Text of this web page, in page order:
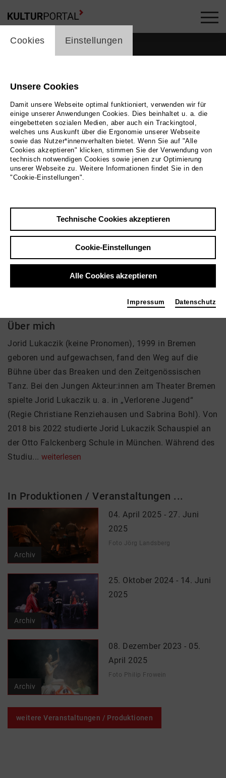
Zurück|Übersicht
Tags
Schauspieler:in (Gast) Mitarbeiter
Über mich
Jorid Lukaczik (keine Pronomen), 1999 in Bremen
geboren und aufgewachsen, fand den Weg auf die
Bühne über das Breaken und den Zeitgenössischen
Tanz. Bei den Jungen Akteur:innen am Theater Bremen
spielte Jorid Lukaczik u. a. in „Verlorene Jugend“
(Regie Christiane Renziehausen und Sabrina Bohl). Von
2018 bis 2022 studierte Jorid Lukaczik Schauspiel an
der Otto Falckenberg Schule in München. Während des
Studiu... weiterlesen
In Produktionen / Veranstaltungen ...
Archiv
04. April 2025 - 27. Juni
2025
Foto Jörg Landsberg
Archiv
25. Oktober 2024 - 14. Juni
2025
Archiv
08. Dezember 2023 - 05.
April 2025
Foto Philip Frowein
weitere Veranstaltungen / Produktionen
cookie_layer
Cookies Einstellungen
Unsere Cookies
Damit unsere Webseite optimal funktioniert, verwenden wir für
einige unserer Anwendungen Cookies. Dies beinhaltet u. a. die
eingebetteten sozialen Medien, aber auch ein Trackingtool,
welches uns Auskunft über die Ergonomie unserer Webseite
sowie das Nutzer*innenverhalten bietet. Wenn Sie auf "Alle
Cookies akzeptieren" klicken, stimmen Sie der Verwendung von
technisch notwendigen Cookies sowie jenen zur Optimierung
unserer Webseite zu. Weitere Informationen findet Sie in den
"Cookie-Einstellungen".
Technische Cookies akzeptieren
Cookie-Einstellungen
Alle Cookies akzeptieren
Impressum Datenschutz